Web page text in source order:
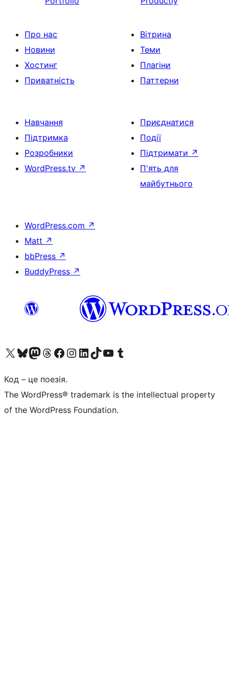
Про нас
Новини
Хостинг
Приватність
Вітрина
Теми
Плагіни
Паттерни
Навчання
Підтримка
Розробники
WordPress.tv ↗
Приєднатися
Події
Підтримати ↗
П'ять для
майбутнього
WordPress.com ↗
Matt ↗
bbPress ↗
BuddyPress ↗
Visit our X (formerly Twitter) account
Visit our Bluesky account
Завітайте до нашої стрічки в Mastodon
Visit our Threads account
Завітайте на нашу сторінку в Facebook
Visit our Instagram account
Visit our LinkedIn account
Visit our TikTok account
Visit our YouTube channel
Visit our Tumblr account
Код – це поезія.
The WordPress® trademark is the intellectual property
of the WordPress Foundation.